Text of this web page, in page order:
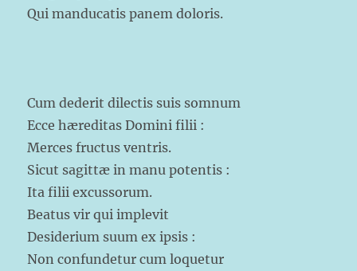
Qui manducatis panem doloris.
Cum dederit dilectis suis somnum
Ecce hæreditas Domini filii :
Merces fructus ventris.
Sicut sagittæ in manu potentis :
Ita filii excussorum.
Beatus vir qui implevit
Desiderium suum ex ipsis :
Non confundetur cum loquetur